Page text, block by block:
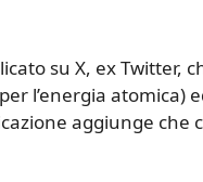
su X, ex Twitter,
l’energia
aggiunge che